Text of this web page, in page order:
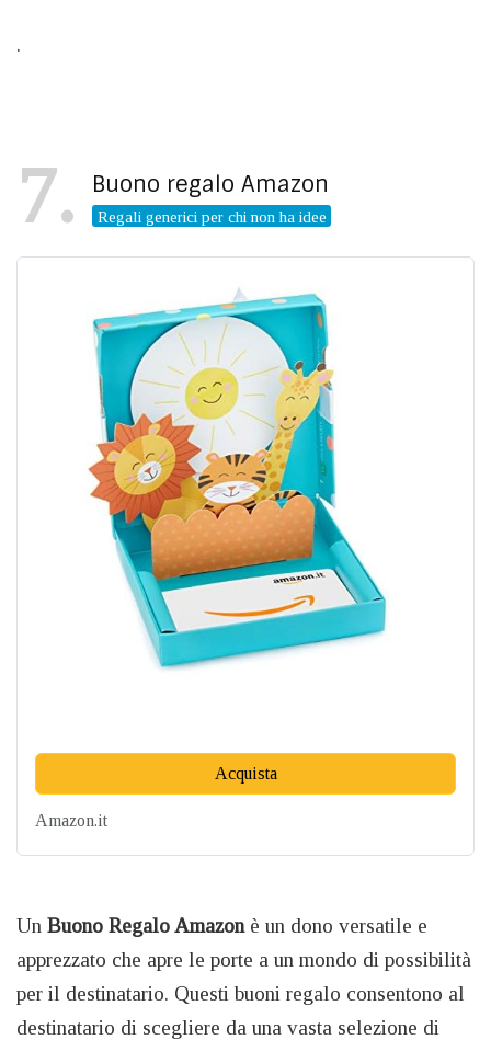
.
7 Buono regalo Amazon
Regali generici per chi non ha idee
Acquista
Amazon.it
Un Buono Regalo Amazon è un dono versatile e
apprezzato che apre le porte a un mondo di possibilità
per il destinatario. Questi buoni regalo consentono al
destinatario di scegliere da una vasta selezione di